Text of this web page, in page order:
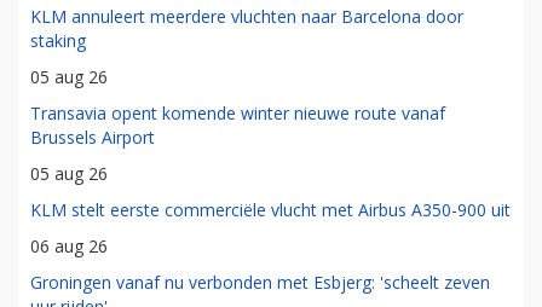
KLM annuleert meerdere vluchten naar Barcelona door
staking
05 aug 26
Transavia opent komende winter nieuwe route vanaf
Brussels Airport
05 aug 26
KLM stelt eerste commerciële vlucht met Airbus A350-900 uit
06 aug 26
Groningen vanaf nu verbonden met Esbjerg: 'scheelt zeven